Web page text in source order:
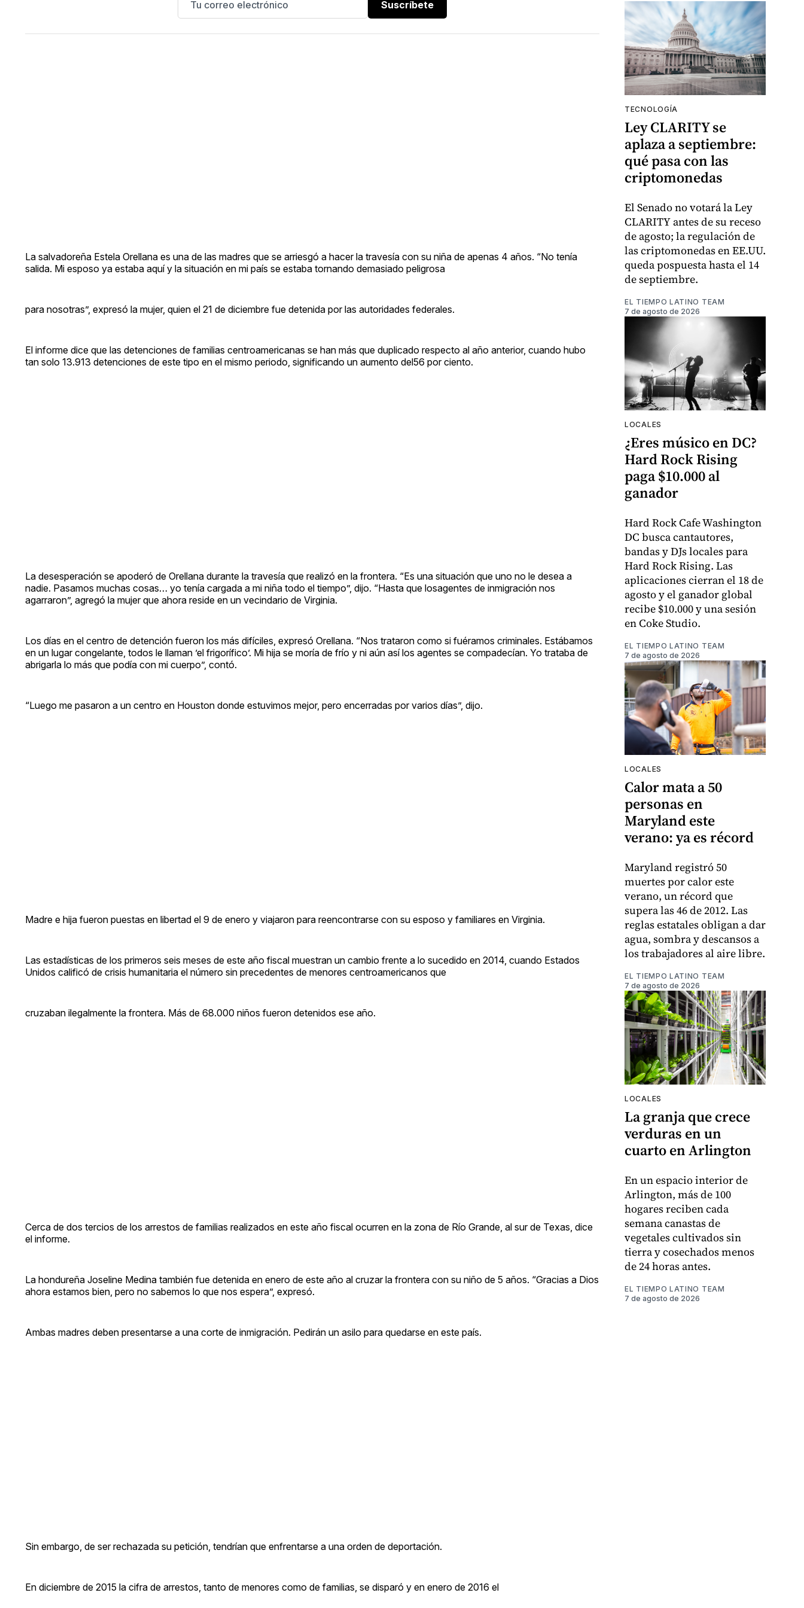
Suscríbete
La salvadoreña Estela Orellana es una de las madres que se arriesgó a hacer la travesía con su niña de apenas 4 años. “No tenía
salida. Mi esposo ya estaba aquí y la situación en mi país se estaba tornando demasiado peligrosa
para nosotras”, expresó la mujer, quien el 21 de diciembre fue detenida por las autoridades federales.
El informe dice que las detenciones de familias centroamericanas se han más que duplicado respecto al año anterior, cuando hubo
tan solo 13.913 detenciones de este tipo en el mismo periodo, significando un aumento del56 por ciento.
La desesperación se apoderó de Orellana durante la travesía que realizó en la frontera. “Es una situación que uno no le desea a
nadie. Pasamos muchas cosas… yo tenía cargada a mi niña todo el tiempo”, dijo. “Hasta que losagentes de inmigración nos
agarraron”, agregó la mujer que ahora reside en un vecindario de Virginia.
Los días en el centro de detención fueron los más difíciles, expresó Orellana. “Nos trataron como si fuéramos criminales. Estábamos
en un lugar congelante, todos le llaman ’el frigorífico’. Mi hija se moría de frío y ni aún así los agentes se compadecían. Yo trataba de
abrigarla lo más que podía con mi cuerpo”, contó.
“Luego me pasaron a un centro en Houston donde estuvimos mejor, pero encerradas por varios días”, dijo.
Madre e hija fueron puestas en libertad el 9 de enero y viajaron para reencontrarse con su esposo y familiares en Virginia.
Las estadísticas de los primeros seis meses de este año fiscal muestran un cambio frente a lo sucedido en 2014, cuando Estados
Unidos calificó de crisis humanitaria el número sin precedentes de menores centroamericanos que
cruzaban ilegalmente la frontera. Más de 68.000 niños fueron detenidos ese año.
Cerca de dos tercios de los arrestos de familias realizados en este año fiscal ocurren en la zona de Río Grande, al sur de Texas, dice
el informe.
La hondureña Joseline Medina también fue detenida en enero de este año al cruzar la frontera con su niño de 5 años. “Gracias a Dios
ahora estamos bien, pero no sabemos lo que nos espera”, expresó.
Ambas madres deben presentarse a una corte de inmigración. Pedirán un asilo para quedarse en este país.
Sin embargo, de ser rechazada su petición, tendrían que enfrentarse a una orden de deportación.
En diciembre de 2015 la cifra de arrestos, tanto de menores como de familias, se disparó y en enero de 2016 el
TECNOLOGÍA
Ley CLARITY se
aplaza a septiembre:
qué pasa con las
criptomonedas
El Senado no votará la Ley
CLARITY antes de su receso
de agosto; la regulación de
las criptomonedas en EE.UU.
queda pospuesta hasta el 14
de septiembre.
EL TIEMPO LATINO TEAM
7 de agosto de 2026
LOCALES
¿Eres músico en DC?
Hard Rock Rising
paga $10.000 al
ganador
Hard Rock Cafe Washington
DC busca cantautores,
bandas y DJs locales para
Hard Rock Rising. Las
aplicaciones cierran el 18 de
agosto y el ganador global
recibe $10.000 y una sesión
en Coke Studio.
EL TIEMPO LATINO TEAM
7 de agosto de 2026
LOCALES
Calor mata a 50
personas en
Maryland este
verano: ya es récord
Maryland registró 50
muertes por calor este
verano, un récord que
supera las 46 de 2012. Las
reglas estatales obligan a dar
agua, sombra y descansos a
los trabajadores al aire libre.
EL TIEMPO LATINO TEAM
7 de agosto de 2026
LOCALES
La granja que crece
verduras en un
cuarto en Arlington
En un espacio interior de
Arlington, más de 100
hogares reciben cada
semana canastas de
vegetales cultivados sin
tierra y cosechados menos
de 24 horas antes.
EL TIEMPO LATINO TEAM
7 de agosto de 2026